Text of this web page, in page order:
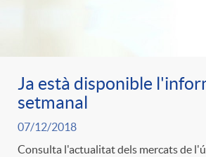
Ja està disponible
setmanal
07/12/2018
Consulta l'actualitat dels mercats de